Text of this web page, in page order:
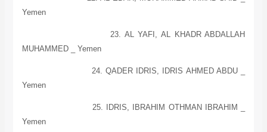
Yemen
23. AL YAFI, AL KHADR ABDALLAH
MUHAMMED _ Yemen
24. QADER IDRIS, IDRIS AHMED ABDU _
Yemen
25. IDRIS, IBRAHIM OTHMAN IBRAHIM _
Yemen